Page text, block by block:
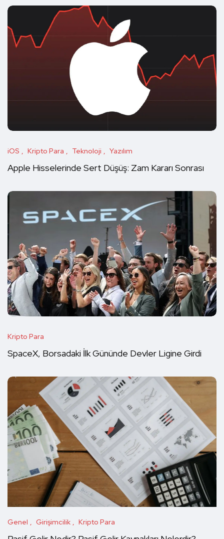
iOS Kripto Para Teknoloji Yazılım
Apple Hisselerinde Sert Düşüş: Zam Kararı Sonrası
Kripto Para
SpaceX, Borsadaki İlk Gününde Devler Ligine Girdi
Genel Girişimcilik Kripto Para